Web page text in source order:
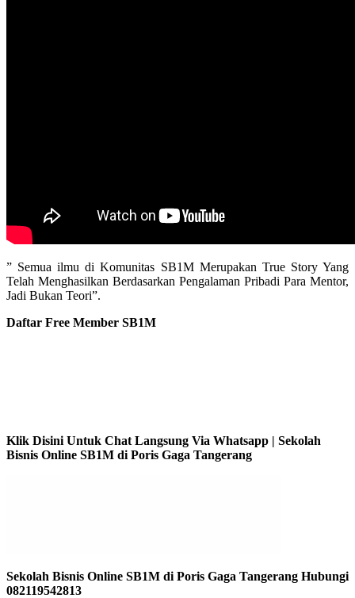
” Semua ilmu di Komunitas SB1M Merupakan True Story Yang
Telah Menghasilkan Berdasarkan Pengalaman Pribadi Para Mentor,
Jadi Bukan Teori”.
Daftar Free Member SB1M
Klik Disini Untuk Chat Langsung Via Whatsapp | Sekolah
Bisnis Online SB1M di Poris Gaga Tangerang
Sekolah Bisnis Online SB1M di Poris Gaga Tangerang Hubungi
082119542813